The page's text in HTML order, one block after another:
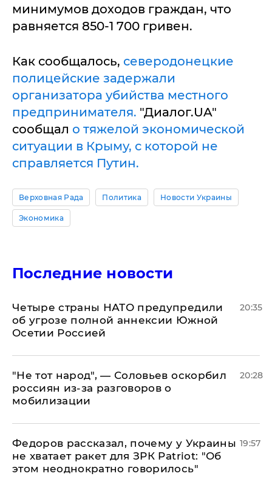
минимумов доходов граждан, что
равняется 850-1 700 гривен.
Как сообщалось, северодонецкие
полицейские задержали
организатора убийства местного
предпринимателя. "Диалог.UA"
сообщал о тяжелой экономической
ситуации в Крыму, с которой не
справляется Путин.
Верховная Рада Политика Новости Украины
Экономика
Последние новости
Четыре страны НАТО предупредили
об угрозе полной аннексии Южной
Осетии Россией
20:35
​"Не тот народ", — Соловьев оскорбил
россиян из-за разговоров о
мобилизации
20:28
Федоров рассказал, почему у Украины
не хватает ракет для ЗРК Patriot: "Об
этом неоднократно говорилось"
19:57